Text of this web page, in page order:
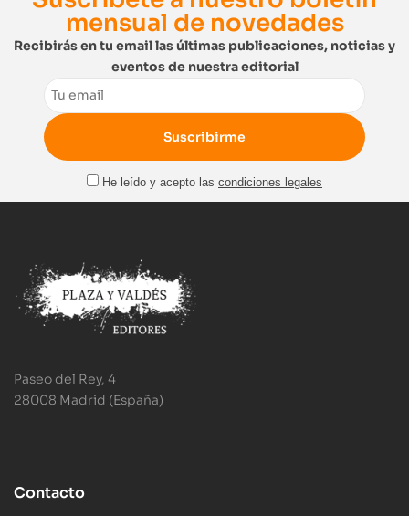
mensual de novedades
Recibirás en tu email las últimas publicaciones, noticias y
eventos de nuestra editorial
Email
He leído y acepto las condiciones legales
Paseo del Rey, 4
28008 Madrid (España)
Contacto